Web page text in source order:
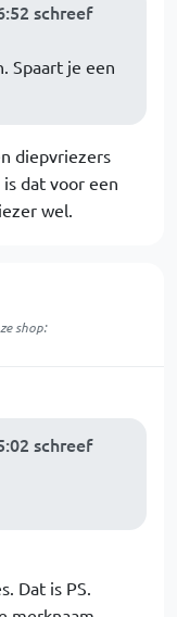
schreef
Spaart je een
diepvriezers
dat voor een
wel.
shop:
schreef
Dat is PS.